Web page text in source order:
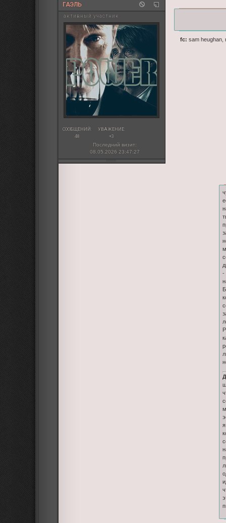
ГАЭЛЬ
активный участник
СООБЩЕНИЙ:
48
УВАЖЕНИЕ:
+3
Последний визит:
08.05.2026 23:47:27
fc: sam heughan,
-